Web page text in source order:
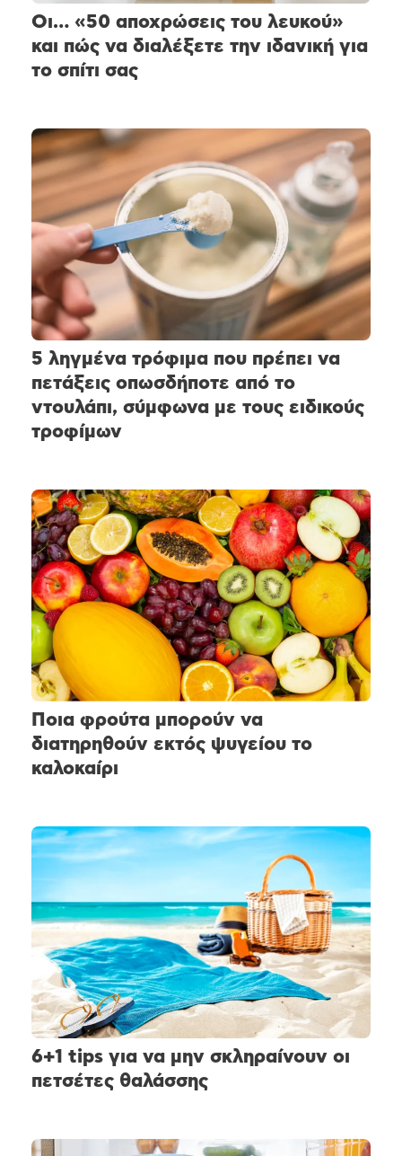
Οι… «50 αποχρώσεις του λευκού»
και πώς να διαλέξετε την ιδανική για
το σπίτι σας
5 ληγμένα τρόφιμα που πρέπει να
πετάξεις οπωσδήποτε από το
ντουλάπι, σύμφωνα με τους ειδικούς
τροφίμων
Ποια φρούτα μπορούν να
διατηρηθούν εκτός ψυγείου το
καλοκαίρι
6+1 tips για να μην σκληραίνουν οι
πετσέτες θαλάσσης